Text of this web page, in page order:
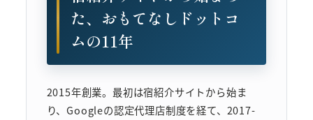
た、おもてなしドットコ
ムの11年
2015年創業。最初は宿紹介サイトから始ま
り、Googleの認定代理店制度を経て、2017-